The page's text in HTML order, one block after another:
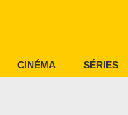
CINÉMA SÉRIES